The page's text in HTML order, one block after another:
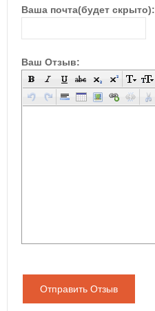
Ваша почта(будет скрыто):
Ваш Отзыв:
Отправить Отзыв